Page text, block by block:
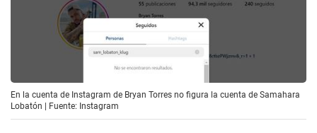
En la cuenta de Instagram de Bryan Torres no figura la cuenta de Samahara
Lobatón | Fuente: Instagram